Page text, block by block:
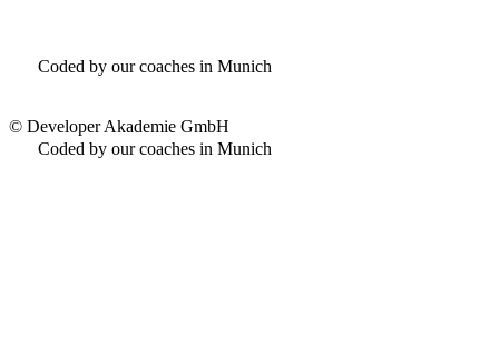
Coded by our coaches in Munich
© Developer Akademie GmbH
Coded by our coaches in Munich